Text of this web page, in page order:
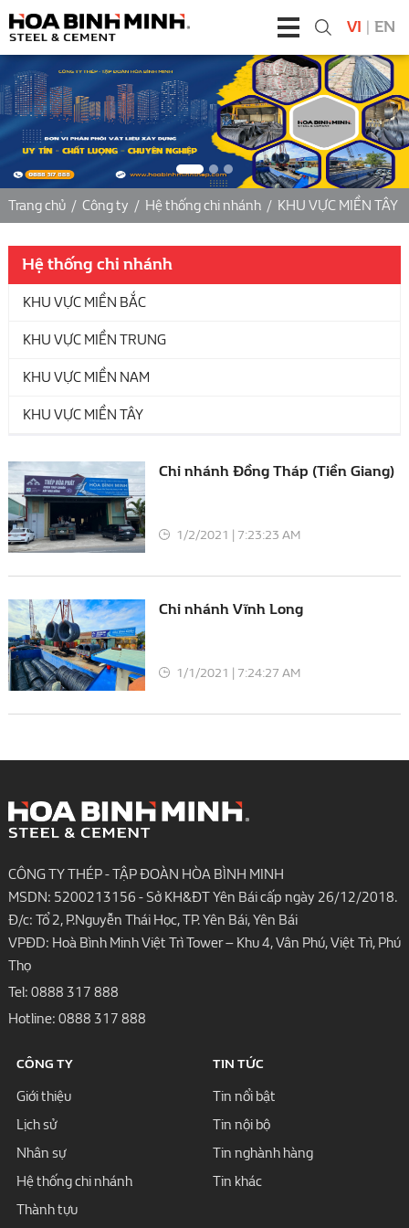
VI | EN
Trang chủ/ Công ty / Hệ thống chi nhánh/ KHU VỰC MIỀN TÂY
Hệ thống chi nhánh
KHU VỰC MIỀN BẮC
KHU VỰC MIỀN TRUNG
KHU VỰC MIỀN NAM
KHU VỰC MIỀN TÂY
Chi nhánh Đồng Tháp (Tiền Giang)
1/2/2021 | 7:23:23 AM
Chi nhánh Vĩnh Long
1/1/2021 | 7:24:27 AM
CÔNG TY THÉP - TẬP ĐOÀN HÒA BÌNH MINH
MSDN: 5200213156 - Sở KH&ĐT Yên Bái cấp ngày 26/12/2018.
Đ/c: Tổ 2, P.Nguyễn Thái Học, TP. Yên Bái, Yên Bái
VPĐD: Hoà Bình Minh Việt Trì Tower – Khu 4, Vân Phú, Việt Trì, Phú
Thọ
Tel: 0888 317 888
Hotline: 0888 317 888
CÔNG TY
Giới thiệu
Lịch sử
Nhân sự
Hệ thống chi nhánh
Thành tựu
TIN TỨC
Tin nổi bật
Tin nội bộ
Tin nghành hàng
Tin khác